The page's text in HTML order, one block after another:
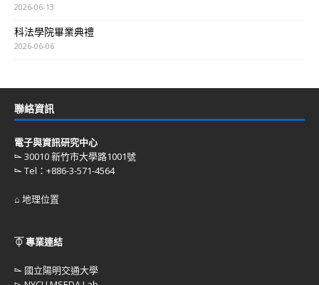
2026-06-13
科法學院畢業典禮
2026-06-06
聯絡資訊
電子與資訊研究中心
⌳ 30010 新竹市大學路1001號
⌳ Tel：+886-3-571-4564
⌂ 地理位置
⏁ 專業連結
⌳ 國立陽明交通大學